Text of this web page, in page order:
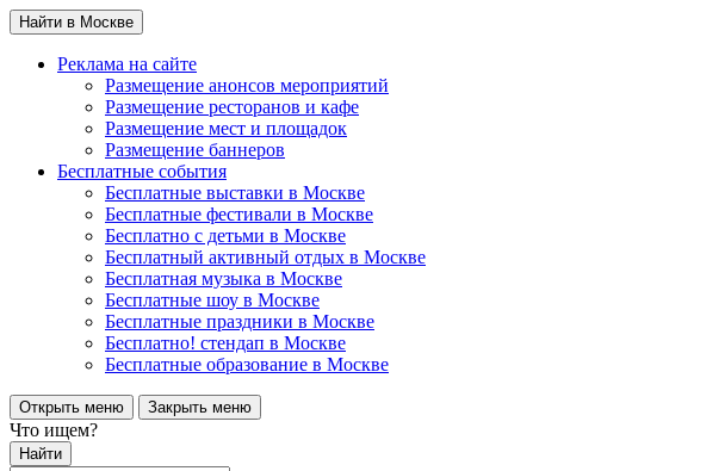
Найти в Москве
Реклама на сайте
Размещение анонсов мероприятий
Размещение ресторанов и кафе
Размещение мест и площадок
Размещение баннеров
Бесплатные события
Бесплатные выставки в Москве
Бесплатные фестивали в Москве
Бесплатно с детьми в Москве
Бесплатный активный отдых в Москве
Бесплатная музыка в Москве
Бесплатные шоу в Москве
Бесплатные праздники в Москве
Бесплатно! стендап в Москве
Бесплатные образование в Москве
Открыть меню Закрыть меню
Что ищем?
Найти